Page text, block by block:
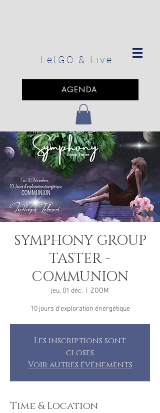
LetGO & Live
AGENDA
SYMPHONY GROUP
TASTER -
COMMUNION
jeu. 01 déc. ZOOM
10 jours d'exploration énergétique
Les inscriptions sont
closes
Voir autres événements
Time & Location